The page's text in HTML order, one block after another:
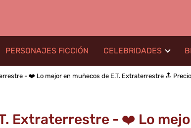
PERSONAJES FICCIÓN CELEBRIDADES
- ❤️ Lo mejor en muñecos de E.T. Extraterrestre 🔝
Extraterrestre - ❤️ Lo